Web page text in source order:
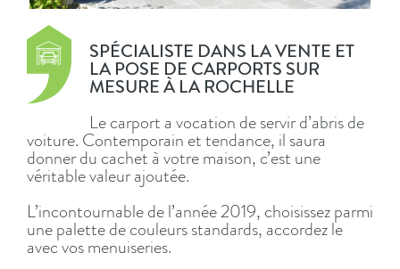
SPÉCIALISTE DANS LA VENTE ET
LA POSE DE CARPORTS SUR
MESURE À LA ROCHELLE
Le carport a vocation de servir d’abris de
voiture. Contemporain et tendance, il saura
donner du cachet à votre maison, c’est une
véritable valeur ajoutée.
L’incontournable de l’année 2019, choisissez parmi
une palette de couleurs standards, accordez le
avec vos menuiseries.